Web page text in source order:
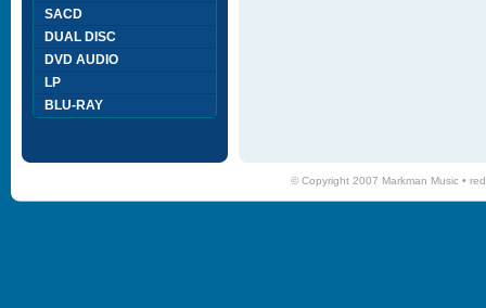
SACD
DUAL DISC
DVD AUDIO
LP
BLU-RAY
© Copyright 2007 Markman Music •